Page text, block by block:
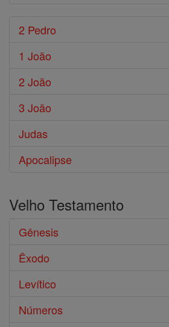
2 Pedro
1 João
2 João
3 João
Judas
Apocalipse
Velho Testamento
Gênesis
Êxodo
Levítico
Números